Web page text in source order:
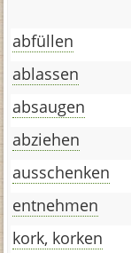
abfüllen
ablassen
absaugen
abziehen
ausschenken
entnehmen
kork, korken